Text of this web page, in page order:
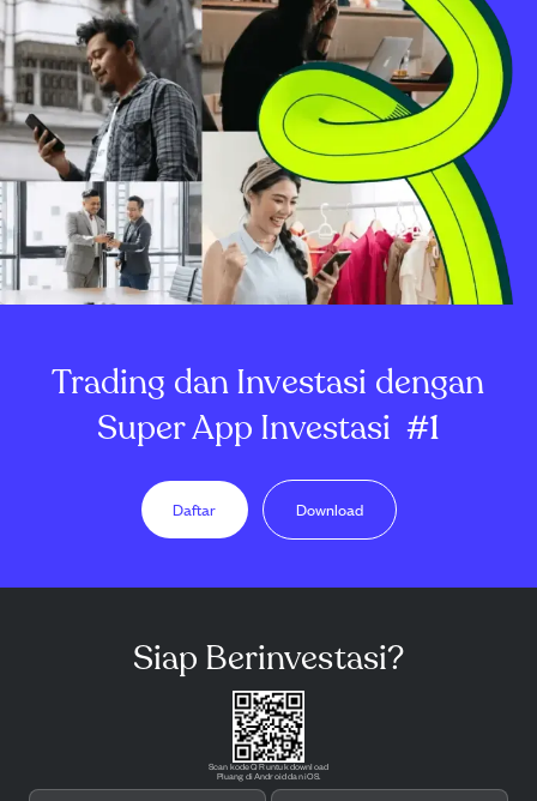
Trading dan Investasi dengan
Super App Investasi #1
Daftar Download
Siap Berinvestasi?
Scan kode QR untuk download
Pluang di Android dan iOS.